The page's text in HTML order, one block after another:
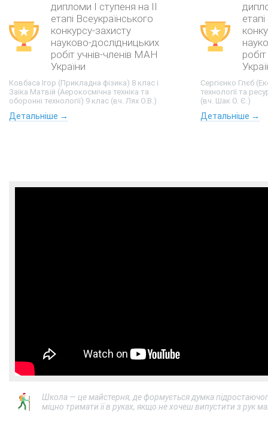
дипломи І ступеня на ІІ
етапі Всеукраїнського
конкурсу-захисту
науково-дослідницьких
робіт учнів-членів МАН
України
Ковбаса Ігор (Прикладна фізика) 8 клас і
Заїка Матвій (Аерокосмічна техніка та
оборонні технології) 9 клас (вч. Лях О.В.)
Детальніше →
Сергієнко Глєб
технології та
(вч. Шак О. Є.)
Детальніше →
Школа — це майстерня, де формується думка
міцно тримати її в руках, якщо не хочеш випустити з рук